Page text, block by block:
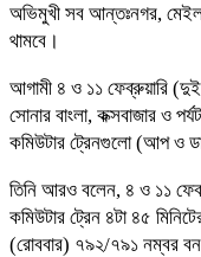
অভিমুখী সব আন্তঃনগর, মেইল
থামবে।
আগামী ৪ ও ১১ ফেব্রুয়ারি (দুই
সোনার বাংলা, কক্সবাজার ও
কমিউটার ট্রেনগুলো (আপ ও
তিনি আরও বলেন, ৪ ও ১১
কমিউটার ট্রেন ৪টা ৪৫
(রোববার) ৭৯২/৭৯১ নম্বর